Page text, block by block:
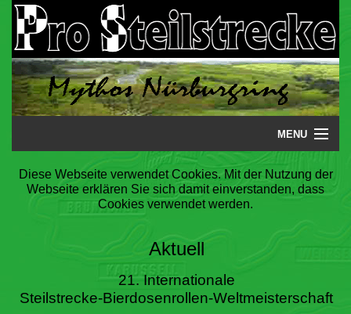
MENU
Startseite
Steilstrecke
Literatur
Diese Webseite verwendet Cookies. Mit der Nutzung der
Webseite erklären Sie sich damit einverstanden, dass
Cookies verwendet werden.
Aktuell
21. Internationale
Steilstrecke-Bierdosenrollen-Weltmeisterschaft